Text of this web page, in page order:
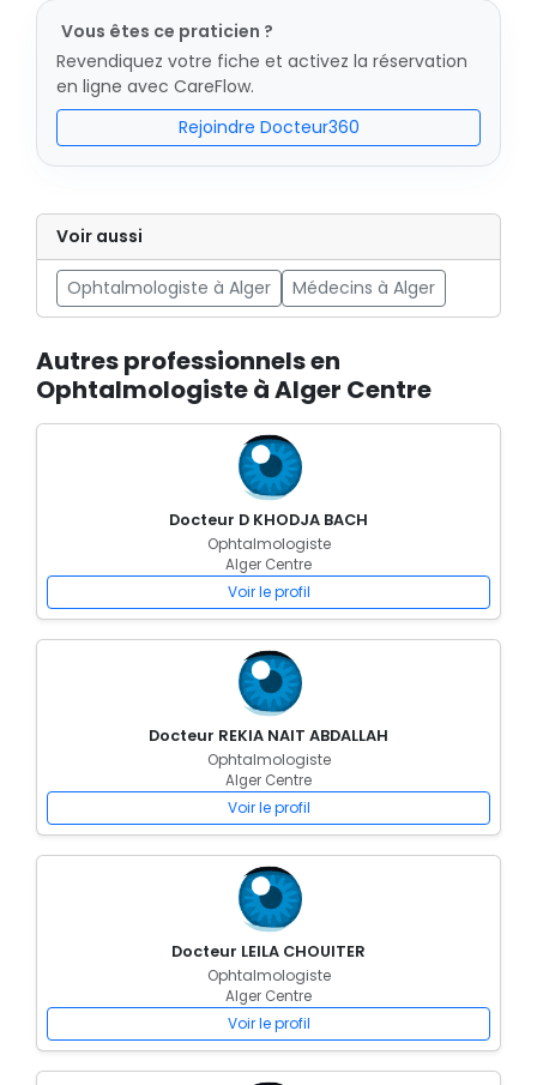
Vous êtes ce praticien ?
Revendiquez votre fiche et activez la réservation
en ligne avec CareFlow.
Rejoindre Docteur360
Voir aussi
Ophtalmologiste à Alger Médecins à Alger
Autres professionnels en
Ophtalmologiste à Alger Centre
Docteur D KHODJA BACH
Ophtalmologiste
Alger Centre
Voir le profil
Docteur REKIA NAIT ABDALLAH
Ophtalmologiste
Alger Centre
Voir le profil
Docteur LEILA CHOUITER
Ophtalmologiste
Alger Centre
Voir le profil